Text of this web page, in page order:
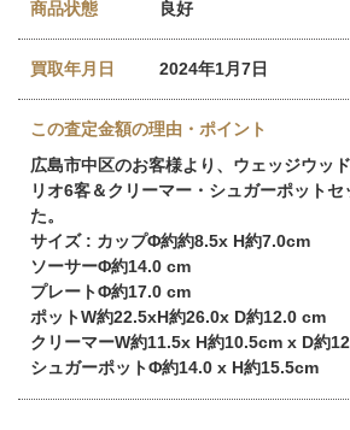
商品状態 良好
買取年月日 2024年1月7日
この査定金額の理由・ポイント
広島市中区のお客様より、ウェッジウッ
リオ6客＆クリーマー・シュガーポット
た。
サイズ : カップΦ約約8.5x H約7.0cm
ソーサーΦ約14.0 cm
プレートΦ約17.0 cm
ポットW約22.5xH約26.0x D約12.0 cm
クリーマーW約11.5x H約10.5cm x D約
シュガーポットΦ約14.0 x H約15.5cm